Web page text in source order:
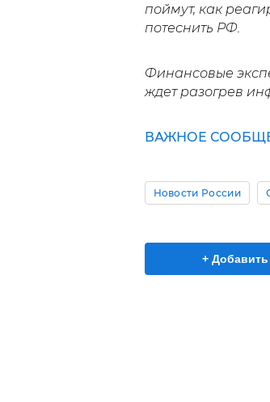
поймут, как
потеснить РФ.
Финансовые
ждет разогрев
ВАЖНОЕ
Новости России
+